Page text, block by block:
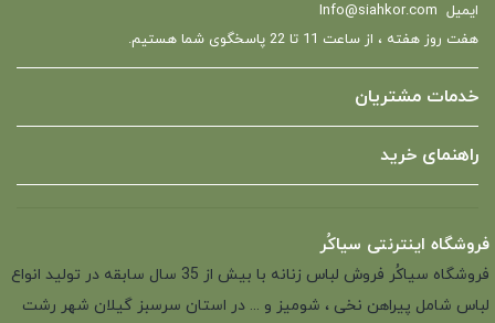
ایمیل Info@siahkor.com
هفت روز هفته ، از ساعت 11 تا 22 پاسخگوی شما هستیم.
خدمات مشتریان
راهنمای خرید
فروشگاه اینترنتی سیاکُر
فروشگاه سیاکُر فروش لباس زنانه با بیش از 35 سال سابقه در تولید انواع
لباس شامل پیراهن نخی ، شومیز و ... در استان سرسبز گیلان شهر رشت